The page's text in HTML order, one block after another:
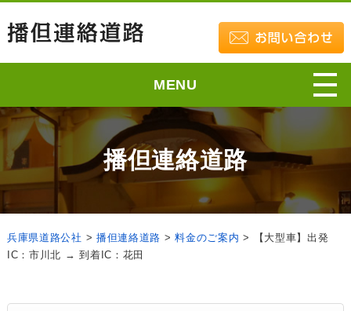
MENU
播但連絡道路
兵庫県道路公社 > 播但連絡道路 >料金のご案内 >
【大型車】出発
IC：市川北 → 到着IC：花田